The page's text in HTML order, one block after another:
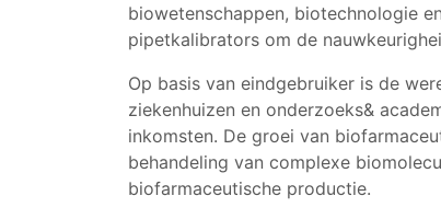
biowetenschappen, biotechnologie
pipetkalibrators om de
Op basis van eindgebruiker is de
ziekenhuizen en onderzoeks&
inkomsten. De groei van
behandeling van complexe
biofarmaceutische productie.